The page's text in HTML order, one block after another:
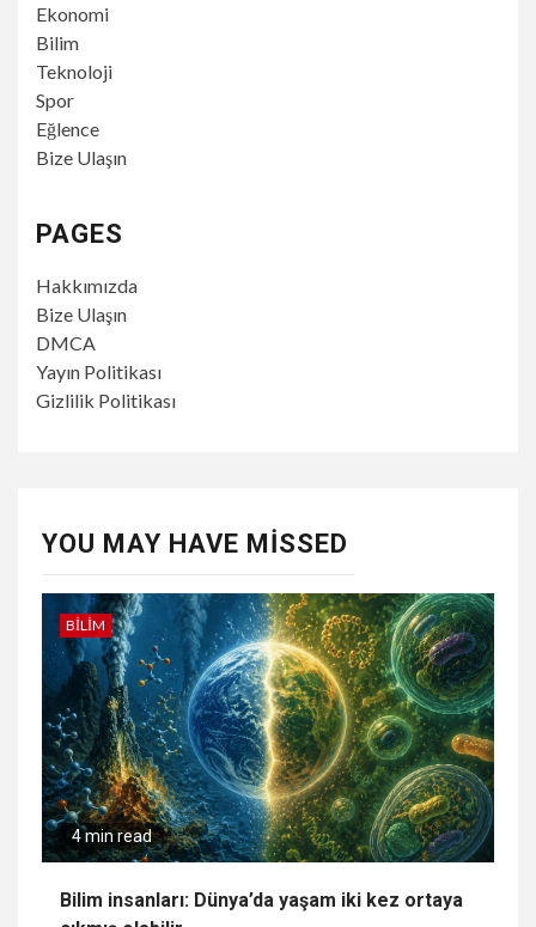
Ekonomi
Bilim
Teknoloji
Spor
Eğlence
Bize Ulaşın
PAGES
Hakkımızda
Bize Ulaşın
DMCA
Yayın Politikası
Gizlilik Politikası
YOU MAY HAVE MISSED
BILIM
4 min read
Bilim insanları: Dünya’da yaşam iki kez ortaya